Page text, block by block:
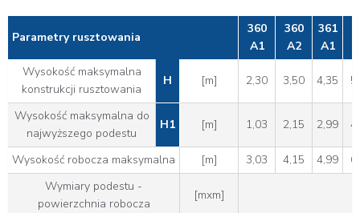
Parametry rusztowania
360
A1
360
A2
361
A1
Wysokość maksymalna
konstrukcji rusztowania
H [m] 2,30 3,50 4,35
Wysokość maksymalna do
najwyższego podestu
H1 [m] 1,03 2,15 2,99
Wysokość robocza maksymalna [m] 3,03 4,15 4,99
Wymiary podestu -
powierzchnia robocza
[mxm]